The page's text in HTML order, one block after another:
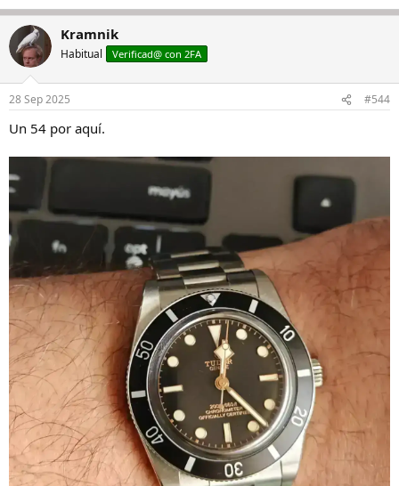
Kramnik
Habitual Verificad@ con 2FA
28 Sep 2025 #544
Un 54 por aquí.